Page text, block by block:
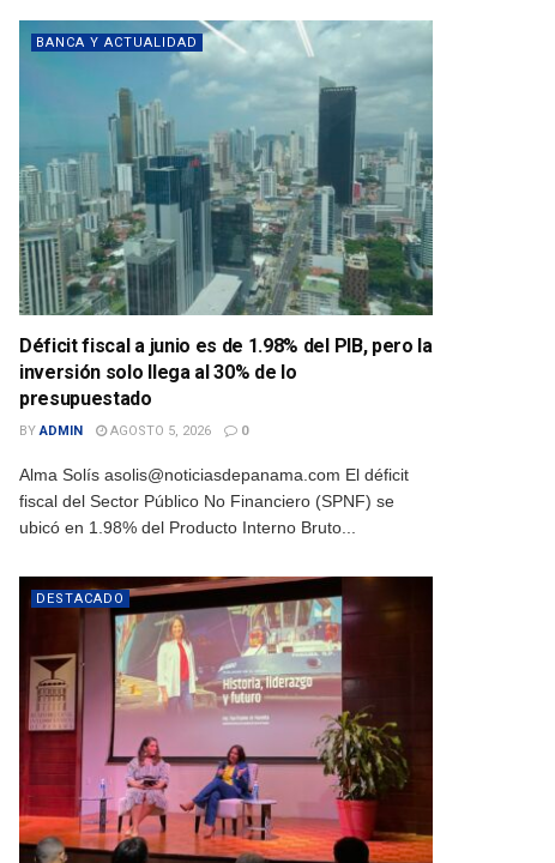
BANCA Y ACTUALIDAD
Déficit fiscal a junio es de 1.98% del PIB, pero la
inversión solo llega al 30% de lo
presupuestado
BY ADMIN AGOSTO 5, 2026 0
Alma Solís asolis@noticiasdepanama.com El déficit
fiscal del Sector Público No Financiero (SPNF) se
ubicó en 1.98% del Producto Interno Bruto...
DESTACADO